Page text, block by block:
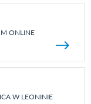
ONLINE
W LEONINIE